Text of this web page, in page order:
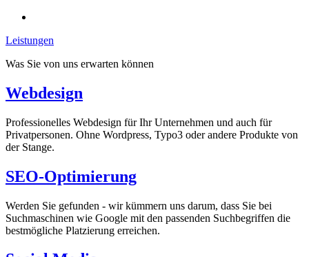
Leistungen
Was Sie von uns erwarten können
Webdesign
Professionelles Webdesign für Ihr Unternehmen und auch für
Privatpersonen. Ohne Wordpress, Typo3 oder andere Produkte von
der Stange.
SEO-Optimierung
Werden Sie gefunden - wir kümmern uns darum, dass Sie bei
Suchmaschinen wie Google mit den passenden Suchbegriffen die
bestmögliche Platzierung erreichen.